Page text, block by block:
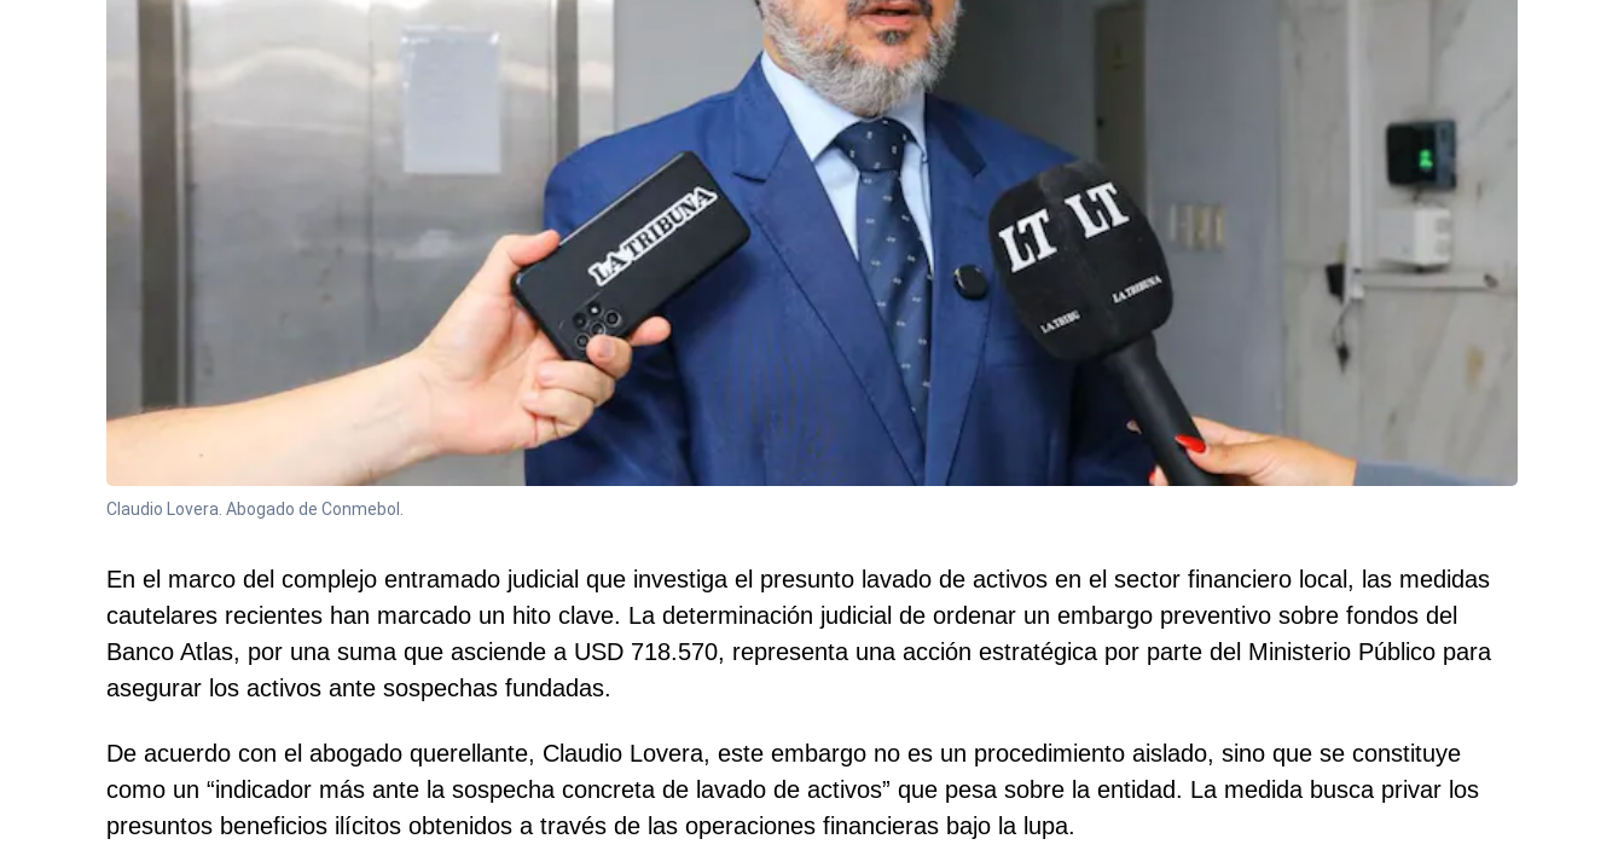
Claudio Lovera. Abogado de Conmebol.
En el marco del complejo entramado judicial que investiga el presunto lavado de activos en el sector financiero local, las medidas
cautelares recientes han marcado un hito clave. La determinación judicial de ordenar un embargo preventivo sobre fondos del
Banco Atlas, por una suma que asciende a USD 718.570, representa una acción estratégica por parte del Ministerio Público para
asegurar los activos ante sospechas fundadas.
De acuerdo con el abogado querellante, Claudio Lovera, este embargo no es un procedimiento aislado, sino que se constituye
como un “indicador más ante la sospecha concreta de lavado de activos” que pesa sobre la entidad. La medida busca privar los
presuntos beneficios ilícitos obtenidos a través de las operaciones financieras bajo la lupa.